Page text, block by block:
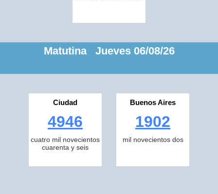
Matutina Jueves 06/08/26
Ciudad
4946
cuatro mil novecientos
cuarenta y seis
Buenos Aires
1902
mil novecientos dos